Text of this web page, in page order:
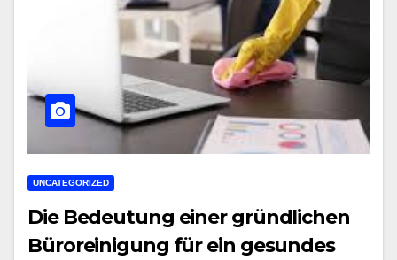
UNCATEGORIZED
Die Bedeutung einer gründlichen
Büroreinigung für ein gesundes